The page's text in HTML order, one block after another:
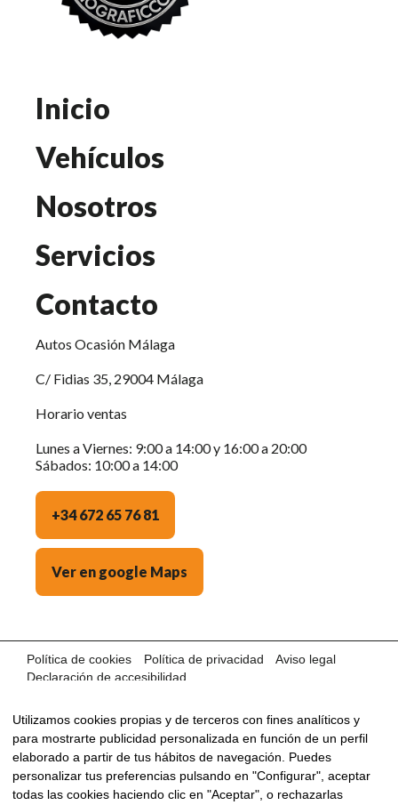
Inicio
Vehículos
Nosotros
Servicios
Contacto
Autos Ocasión Málaga
C/ Fidias 35, 29004 Málaga
Horario ventas
Lunes a Viernes: 9:00 a 14:00 y 16:00 a 20:00
Sábados: 10:00 a 14:00
+34 672 65 76 81
Ver en google Maps
Política de cookies Política de privacidad
Aviso legal
Declaración de accesibilidad
Utilizamos cookies propias y de terceros con fines analíticos y
para mostrarte publicidad personalizada en función de un perfil
elaborado a partir de tus hábitos de navegación. Puedes
personalizar tus preferencias pulsando en "Configurar", aceptar
todas las cookies haciendo clic en "Aceptar", o rechazarlas